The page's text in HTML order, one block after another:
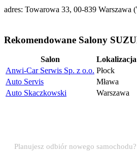
adres: Towarowa 33, 00-839 Warszawa
Rekomendowane Salony
Salon Lokalizacja
Anwi-Car Serwis Sp. z o.o. Płock
Auto Servis
Mława
Auto Skaczkowski
Warszawa
Planujesz odbiór nowego